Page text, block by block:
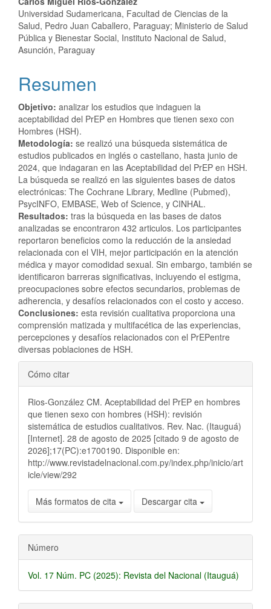
Contenido
principal
del
artículo
Universidad Sudamericana, Facultad de Ciencias de la
Salud, Pedro Juan Caballero, Paraguay; Ministerio de Salud
Pública y Bienestar Social, Instituto Nacional de Salud,
Asunción, Paraguay
Resumen
Objetivo: analizar los estudios que indaguen la
aceptabilidad del PrEP en Hombres que tienen sexo con
Hombres (HSH).
Metodología: se realizó una búsqueda sistemática de
estudios publicados en inglés o castellano, hasta junio de
2024, que indagaran en las Aceptabilidad del PrEP en HSH.
La búsqueda se realizó en las siguientes bases de datos
electrónicas: The Cochrane Library, Medline (Pubmed),
PsycINFO, EMBASE, Web of Science, y CINHAL.
Resultados: tras la búsqueda en las bases de datos
analizadas se encontraron 432 articulos. Los participantes
reportaron beneficios como la reducción de la ansiedad
relacionada con el VIH, mejor participación en la atención
médica y mayor comodidad sexual. Sin embargo, también se
identificaron barreras significativas, incluyendo el estigma,
preocupaciones sobre efectos secundarios, problemas de
adherencia, y desafíos relacionados con el costo y acceso.
Conclusiones: esta revisión cualitativa proporciona una
comprensión matizada y multifacética de las experiencias,
percepciones y desafíos relacionados con el PrEPentre
diversas poblaciones de HSH.
Detalles
del
artículo
Cómo citar
Rios-González CM. Aceptabilidad del PrEP en hombres
que tienen sexo con hombres (HSH): revisión
sistemática de estudios cualitativos. Rev. Nac. (Itauguá)
[Internet]. 28 de agosto de 2025 [citado 9 de agosto de
2026];17(PC):e1700190. Disponible en:
http://www.revistadelnacional.com.py/index.php/inicio/art
icle/view/292
Más formatos de cita Descargar cita
Número
Vol. 17 Núm. PC (2025): Revista del Nacional (Itauguá)